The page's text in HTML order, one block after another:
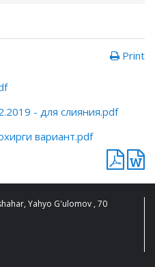
Print
- для слияния.pdf
вариант.pdf
Yahyo G'ulomov , 70